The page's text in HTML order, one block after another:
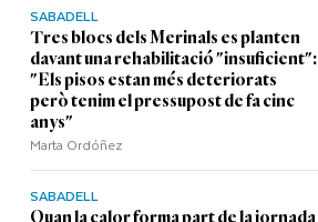
SABADELL
Tres blocs dels Merinals es planten
davant una rehabilitació "insuficient":
"Els pisos estan més deteriorats
però tenim el pressupost de fa cinc
anys"
Marta Ordóñez
SABADELL
Quan la calor forma part de la jornada